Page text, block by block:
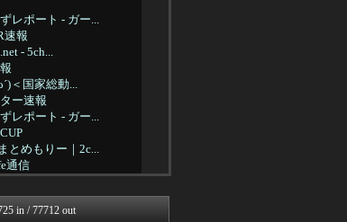
レポート - ガー...
速報
- 5ch...
＜国家総動...
ー速報
レポート - ガー...
とめもりー｜2c...
通信
レポート - ガー...
ドの通り道
in / 77712 out